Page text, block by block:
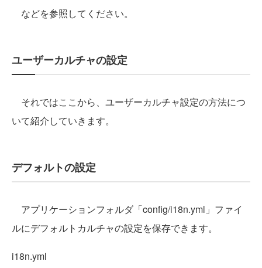
などを参照してください。
ユーザーカルチャの設定
それではここから、ユーザーカルチャ設定の方法につ
いて紹介していきます。
デフォルトの設定
アプリケーションフォルダ「config/i18n.yml」ファイ
ルにデフォルトカルチャの設定を保存できます。
i18n.yml